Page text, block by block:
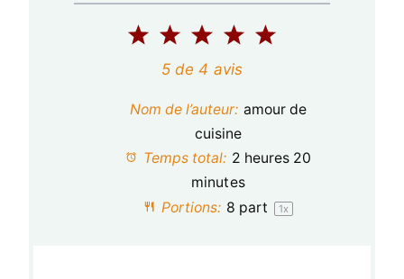
5
t
i
l
4
t
i
l
3
é
t
o
i
l
2
é
t
i
l
1
t
i
l
5 de4 avis
Nom de l’auteur: amour de
cuisine
Temps total: 2 heures 20
minutes
Portions: 8 part 1x